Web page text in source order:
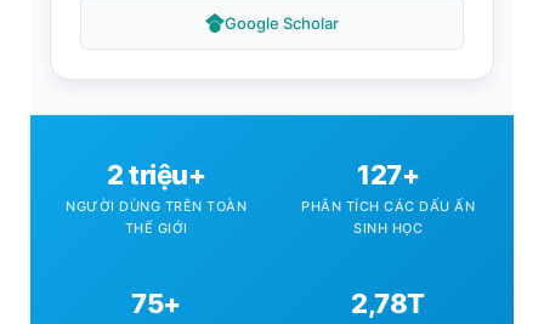
xét nội dung y khoa và đảm bảo tất cả các tài liệu
giáo dục đáp ứng các tiêu chuẩn cao nhất về độ
Google Scholar
2 triệu+
NGƯỜI DÙNG TRÊN TOÀN
THẾ GIỚI
127+
PHÂN TÍCH CÁC DẤU ẤN
SINH HỌC
75+ 2,78T